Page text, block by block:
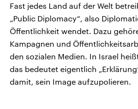
Fast jedes Land auf der Welt
„Public Diplomacy“, also
Öffentlichkeit wendet. Dazu
Kampagnen und
den sozialen Medien. In Israel
das bedeutet eigentlich
damit, sein Image aufzupolieren.